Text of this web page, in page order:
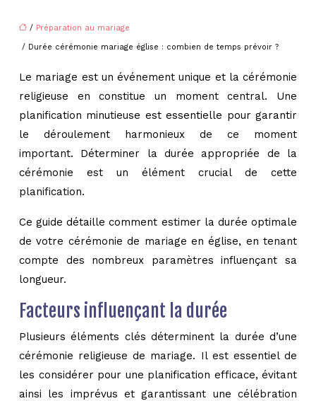
/ Préparation au mariage
/ Durée cérémonie mariage église : combien de temps prévoir ?
Le mariage est un événement unique et la cérémonie
religieuse en constitue un moment central. Une
planification minutieuse est essentielle pour garantir
le déroulement harmonieux de ce moment
important. Déterminer la durée appropriée de la
cérémonie est un élément crucial de cette
planification.
Ce guide détaille comment estimer la durée optimale
de votre cérémonie de mariage en église, en tenant
compte des nombreux paramètres influençant sa
longueur.
Facteurs influençant la durée
Plusieurs éléments clés déterminent la durée d’une
cérémonie religieuse de mariage. Il est essentiel de
les considérer pour une planification efficace, évitant
ainsi les imprévus et garantissant une célébration